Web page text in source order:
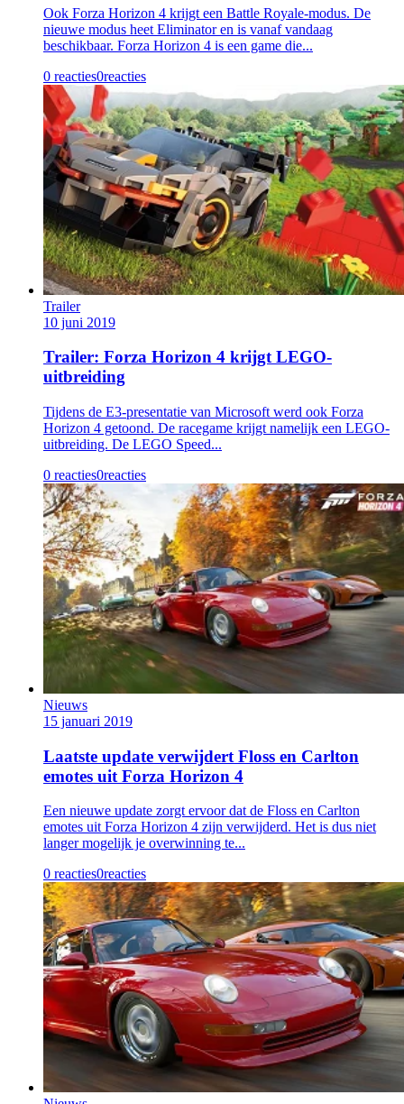
Ook Forza Horizon 4 krijgt een Battle Royale-modus. De
nieuwe modus heet Eliminator en is vanaf vandaag
beschikbaar. Forza Horizon 4 is een game die...
0 reacties0reacties
Trailer
10 juni 2019
Trailer: Forza Horizon 4 krijgt LEGO-
uitbreiding
Tijdens de E3-presentatie van Microsoft werd ook Forza
Horizon 4 getoond. De racegame krijgt namelijk een LEGO-
uitbreiding. De LEGO Speed...
0 reacties0reacties
Nieuws
15 januari 2019
Laatste update verwijdert Floss en Carlton
emotes uit Forza Horizon 4
Een nieuwe update zorgt ervoor dat de Floss en Carlton
emotes uit Forza Horizon 4 zijn verwijderd. Het is dus niet
langer mogelijk je overwinning te...
0 reacties0reacties